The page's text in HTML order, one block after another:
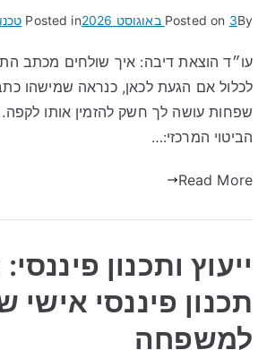
By
Posted on 3 באוגוסט 2026 Posted in
עו״ד הוצאת דיבה: איך שולחים מכתב
לכלול אם הגעת לכאן, כנראה שמישהו
שפחות עושה לך חשק להזמין אותו לקפה.
הביטוי המרכזי:…
Read More
ייעוץ ותכנון
תכנון פיננסי
למשפחה